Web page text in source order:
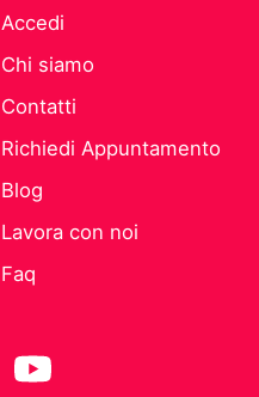
Accedi
Chi siamo
Contatti
Richiedi Appuntamento
Blog
Lavora con noi
Faq